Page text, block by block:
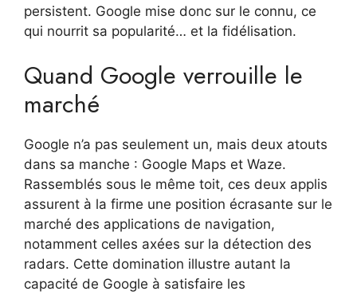
persistent. Google mise donc sur le connu, ce
qui nourrit sa popularité… et la fidélisation.
Quand Google verrouille le
marché
Google n’a pas seulement un, mais deux atouts
dans sa manche : Google Maps et Waze.
Rassemblés sous le même toit, ces deux applis
assurent à la firme une position écrasante sur le
marché des applications de navigation,
notamment celles axées sur la détection des
radars. Cette domination illustre autant la
capacité de Google à satisfaire les